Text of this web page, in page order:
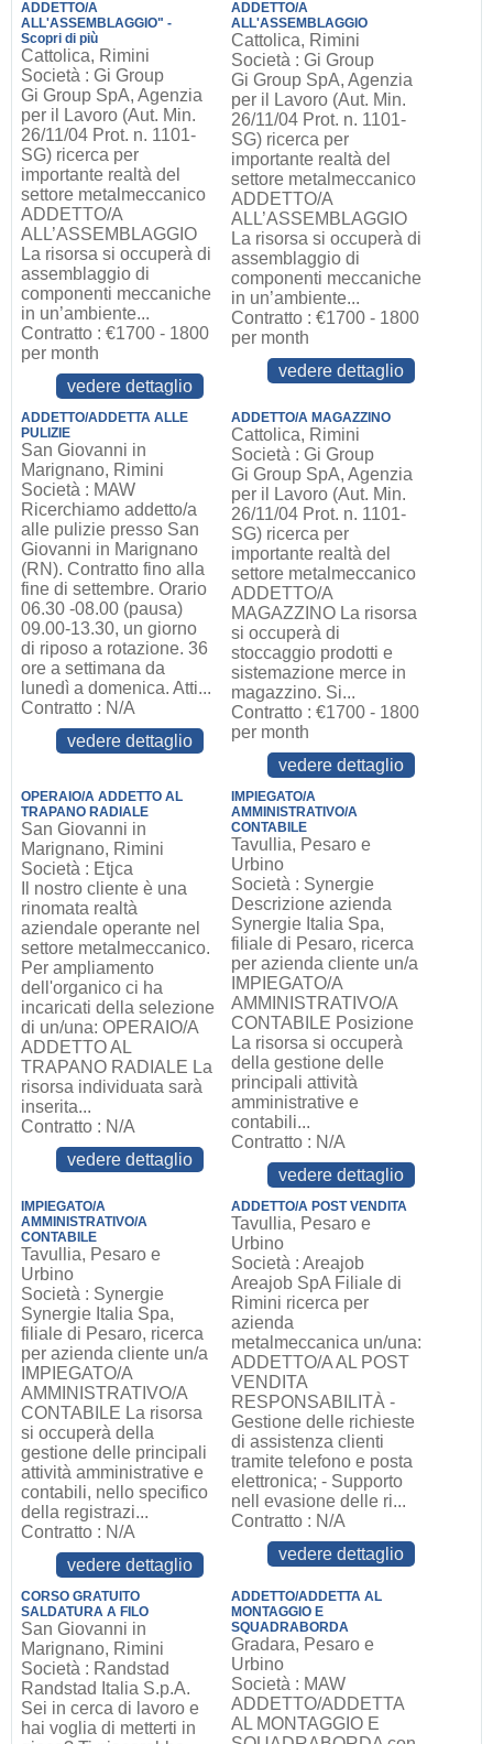
ADDETTO/A
ALL'ASSEMBLAGGIO" -
Scopri di più
Cattolica, Rimini
Società : Gi Group
Gi Group SpA, Agenzia
per il Lavoro (Aut. Min.
26/11/04 Prot. n. 1101-
SG) ricerca per
importante realtà del
settore metalmeccanico
ADDETTO/A
ALL’ASSEMBLAGGIO
La risorsa si occuperà di
assemblaggio di
componenti meccaniche
in un’ambiente...
Contratto : €1700 - 1800
per month
vedere dettaglio
ADDETTO/A
ALL'ASSEMBLAGGIO
Cattolica, Rimini
Società : Gi Group
Gi Group SpA, Agenzia
per il Lavoro (Aut. Min.
26/11/04 Prot. n. 1101-
SG) ricerca per
importante realtà del
settore metalmeccanico
ADDETTO/A
ALL’ASSEMBLAGGIO
La risorsa si occuperà di
assemblaggio di
componenti meccaniche
in un’ambiente...
Contratto : €1700 - 1800
per month
vedere dettaglio
ADDETTO/ADDETTA ALLE
PULIZIE
San Giovanni in
Marignano, Rimini
Società : MAW
Ricerchiamo addetto/a
alle pulizie presso San
Giovanni in Marignano
(RN). Contratto fino alla
fine di settembre. Orario
06.30 -08.00 (pausa)
09.00-13.30, un giorno
di riposo a rotazione. 36
ore a settimana da
lunedì a domenica. Atti...
Contratto : N/A
vedere dettaglio
ADDETTO/A MAGAZZINO
Cattolica, Rimini
Società : Gi Group
Gi Group SpA, Agenzia
per il Lavoro (Aut. Min.
26/11/04 Prot. n. 1101-
SG) ricerca per
importante realtà del
settore metalmeccanico
ADDETTO/A
MAGAZZINO La risorsa
si occuperà di
stoccaggio prodotti e
sistemazione merce in
magazzino. Si...
Contratto : €1700 - 1800
per month
vedere dettaglio
OPERAIO/A ADDETTO AL
TRAPANO RADIALE
San Giovanni in
Marignano, Rimini
Società : Etjca
Il nostro cliente è una
rinomata realtà
aziendale operante nel
settore metalmeccanico.
Per ampliamento
dell'organico ci ha
incaricati della selezione
di un/una: OPERAIO/A
ADDETTO AL
TRAPANO RADIALE La
risorsa individuata sarà
inserita...
Contratto : N/A
vedere dettaglio
IMPIEGATO/A
AMMINISTRATIVO/A
CONTABILE
Tavullia, Pesaro e
Urbino
Società : Synergie
Descrizione azienda
Synergie Italia Spa,
filiale di Pesaro, ricerca
per azienda cliente un/a
IMPIEGATO/A
AMMINISTRATIVO/A
CONTABILE Posizione
La risorsa si occuperà
della gestione delle
principali attività
amministrative e
contabili...
Contratto : N/A
vedere dettaglio
IMPIEGATO/A
AMMINISTRATIVO/A
CONTABILE
Tavullia, Pesaro e
Urbino
Società : Synergie
Synergie Italia Spa,
filiale di Pesaro, ricerca
per azienda cliente un/a
IMPIEGATO/A
AMMINISTRATIVO/A
CONTABILE La risorsa
si occuperà della
gestione delle principali
attività amministrative e
contabili, nello specifico
della registrazi...
Contratto : N/A
vedere dettaglio
ADDETTO/A POST VENDITA
Tavullia, Pesaro e
Urbino
Società : Areajob
Areajob SpA Filiale di
Rimini ricerca per
azienda
metalmeccanica un/una:
ADDETTO/A AL POST
VENDITA
RESPONSABILITÀ -
Gestione delle richieste
di assistenza clienti
tramite telefono e posta
elettronica; - Supporto
nell evasione delle ri...
Contratto : N/A
vedere dettaglio
CORSO GRATUITO
SALDATURA A FILO
San Giovanni in
Marignano, Rimini
Società : Randstad
Randstad Italia S.p.A.
Sei in cerca di lavoro e
hai voglia di metterti in
ADDETTO/ADDETTA AL
MONTAGGIO E
SQUADRABORDA
Gradara, Pesaro e
Urbino
Società : MAW
ADDETTO/ADDETTA
AL MONTAGGIO E